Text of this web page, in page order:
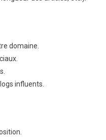
domaine.
influents.